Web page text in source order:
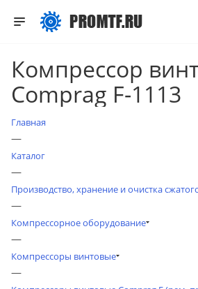
Компрессор
Comprag F-1113
Главная
—
Каталог
—
Производство, хранение и очистка
—
Компрессорное оборудование
—
Компрессоры винтовые
—